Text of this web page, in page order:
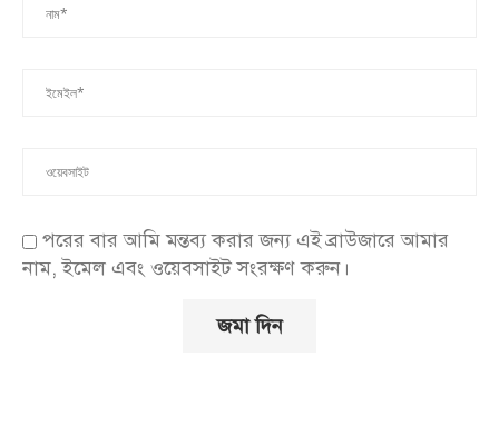
পরের বার আমি মন্তব্য করার জন্য এই ব্রাউজারে আমার
নাম, ইমেল এবং ওয়েবসাইট সংরক্ষণ করুন।